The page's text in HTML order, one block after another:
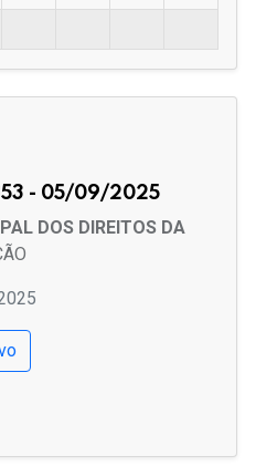
- 05/09/2025
DOS DIREITOS DA